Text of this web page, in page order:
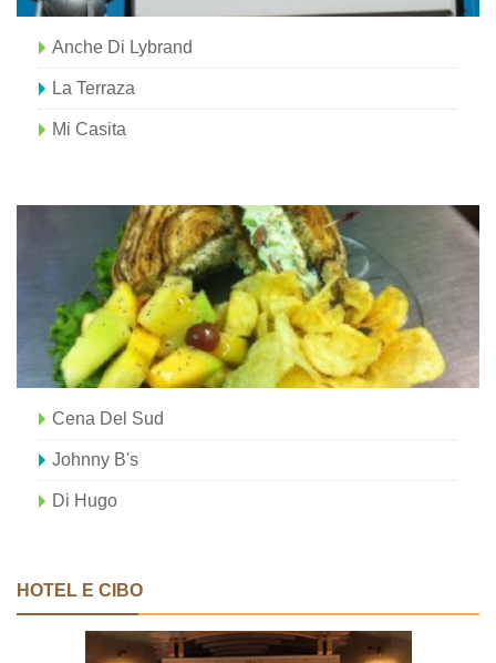
Anche Di Lybrand
La Terraza
Mi Casita
Cena Del Sud
Johnny B's
Di Hugo
HOTEL E CIBO